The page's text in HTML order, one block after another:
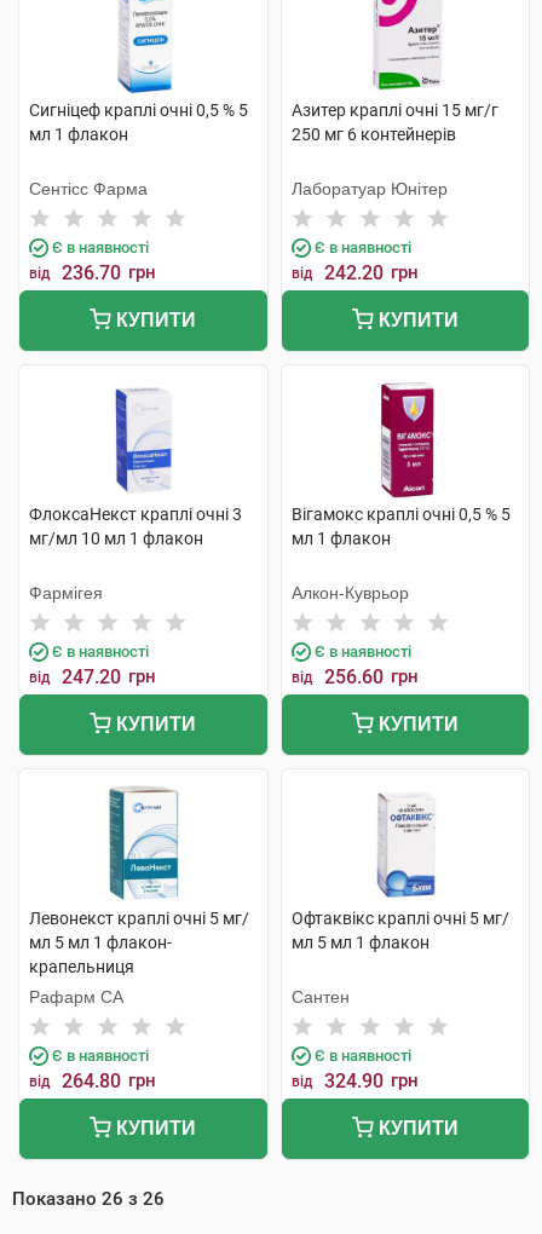
Сигніцеф краплі очні 0,5 % 5
мл 1 флакон
Сентісс Фарма
Є в наявності
від 236.70 грн
КУПИТИ
Азитер краплі очні 15 мг/г
250 мг 6 контейнерів
Лаборатуар Юнітер
Є в наявності
від 242.20 грн
КУПИТИ
ФлоксаНекст краплі очні 3
мг/мл 10 мл 1 флакон
Фармігея
Є в наявності
від 247.20 грн
КУПИТИ
Вігамокс краплі очні 0,5 % 5
мл 1 флакон
Алкон-Куврьор
Є в наявності
від 256.60 грн
КУПИТИ
Левонекст краплі очні 5 мг/
мл 5 мл 1 флакон-
крапельниця
Рафарм СА
Є в наявності
від 264.80 грн
КУПИТИ
Офтаквікс краплі очні 5 мг/
мл 5 мл 1 флакон
Сантен
Є в наявності
від 324.90 грн
КУПИТИ
Показано 26 з 26